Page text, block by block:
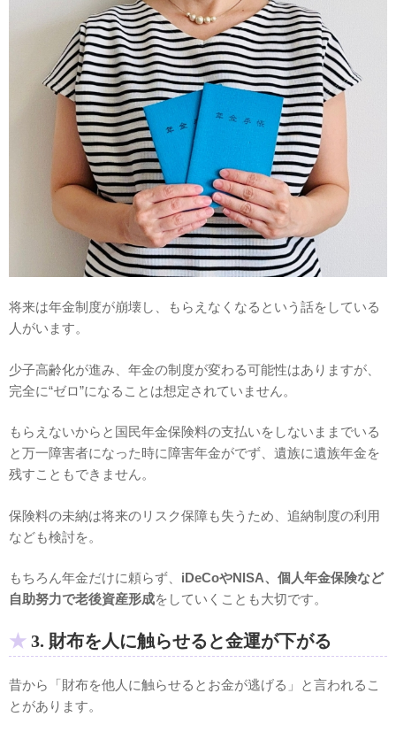
将来は年金制度が崩壊し、もらえなくなるという話をしている
人がいます。
少子高齢化が進み、年金の制度が変わる可能性はありますが、
完全に“ゼロ”になることは想定されていません。
もらえないからと国民年金保険料の支払いをしないままでいる
と万一障害者になった時に障害年金がでず、遺族に遺族年金を
残すこともできません。
保険料の未納は将来のリスク保障も失うため、追納制度の利用
なども検討を。
もちろん年金だけに頼らず、 iDeCoやNISA、個人年金保険など
自助努力で老後資産形成をしていくことも大切です。
3. 財布を人に触らせると金運が下がる
昔から「財布を他人に触らせるとお金が逃げる」と言われるこ
とがあります。